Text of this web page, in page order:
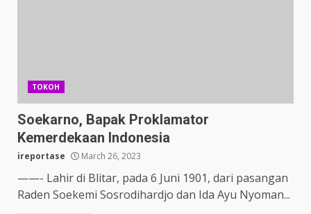
TOKOH
Soekarno, Bapak Proklamator
Kemerdekaan Indonesia
ireportase March 26, 2023
——- Lahir di Blitar, pada 6 Juni 1901, dari pasangan
Raden Soekemi Sosrodihardjo dan Ida Ayu Nyoman...